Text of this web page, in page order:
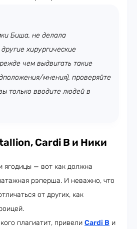
Биша, не делала
хирургические
чем выдвигать такие
мнения), проверяйте
только вводите людей в
Cardi B и Ники
ягодицы — вот как должна
рэперша. И неважно, что
от других, как
плагиатит, привели Cardi B и